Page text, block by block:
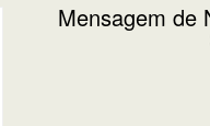
Mensagem de